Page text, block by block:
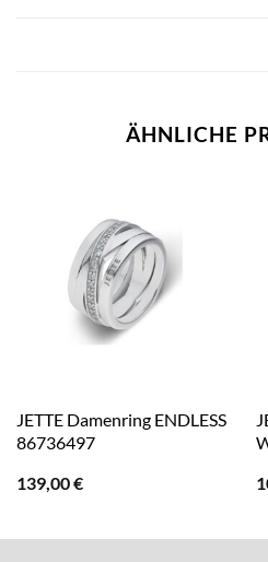
ÄHNLICHE
JETTE Damenring ENDLESS
86736497
139,00€